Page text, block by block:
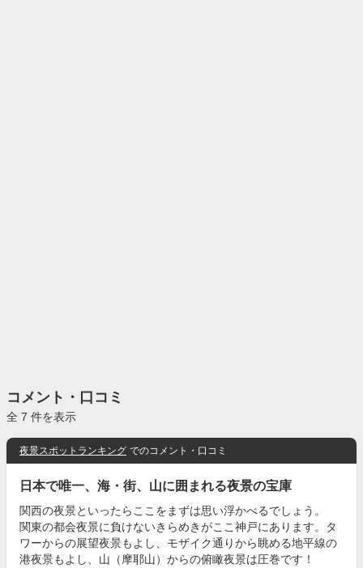
コメント・口コミ
全 7 件を表示
夜景スポットランキング でのコメント・口コミ
日本で唯一、海・街、山に囲まれる夜景の宝庫
関西の夜景といったらここをまずは思い浮かべるでしょう。
関東の都会夜景に負けないきらめきがここ神戸にあります。タ
ワーからの展望夜景もよし、モザイク通りから眺める地平線の
港夜景もよし、山（摩耶山）からの俯瞰夜景は圧巻です！